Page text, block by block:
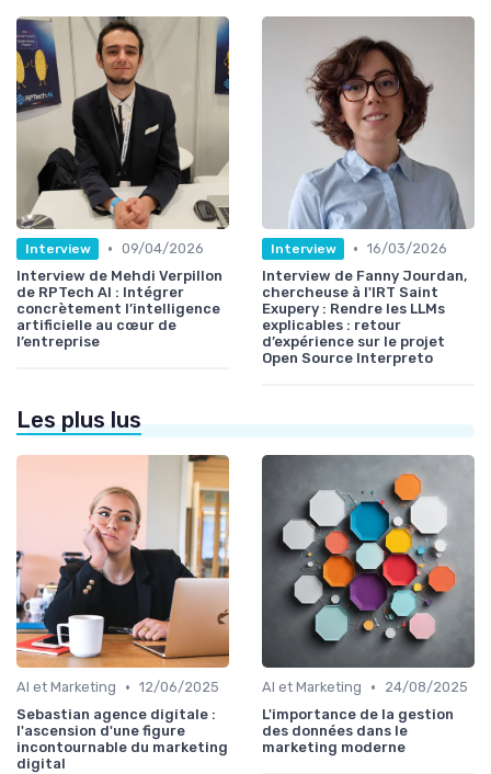
Interview • 09/04/2026
Interview de Mehdi Verpillon
de RPTech AI : Intégrer
concrètement l’intelligence
artificielle au cœur de
l’entreprise
Interview • 16/03/2026
Interview de Fanny Jourdan,
chercheuse à l'IRT Saint
Exupery : Rendre les LLMs
explicables : retour
d’expérience sur le projet
Open Source Interpreto
Les plus lus
AI et Marketing • 12/06/2025
Sebastian agence digitale :
l'ascension d'une figure
incontournable du marketing
digital
AI et Marketing •
24/08/2025
L'importance de la gestion
des données dans le
marketing moderne